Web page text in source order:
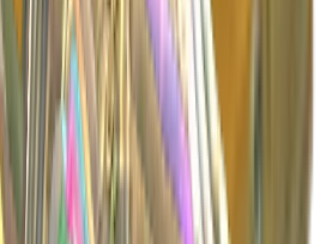
Polygon
Overprint